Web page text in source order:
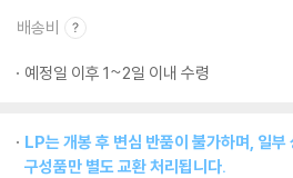
배송비
예정일 이후 1~2일 이내 수령
LP는 개봉 후 변심 반품이 불가하며, 일부
구성품만 별도 교환 처리됩니다.